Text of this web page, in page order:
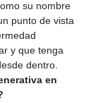
su nombre
punto de vista
y que tenga
dentro.
en